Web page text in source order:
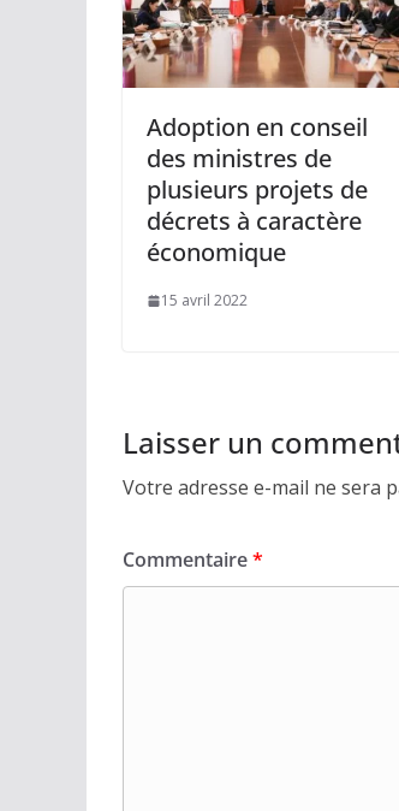
Adoption en conseil
des ministres de
plusieurs projets de
décrets à caractère
économique
15 avril 2022
Laisser un
Votre adresse e-mail ne sera
Commentaire*